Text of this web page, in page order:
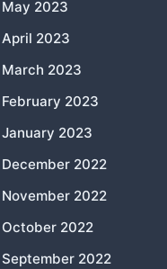
May 2023
April 2023
March 2023
February 2023
January 2023
December 2022
November 2022
October 2022
September 2022